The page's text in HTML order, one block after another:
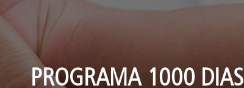
PROGRAMA 1000 DIAS